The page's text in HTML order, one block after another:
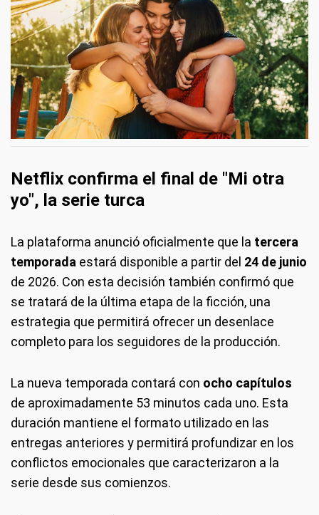
Netflix confirma el final de "Mi otra
yo", la serie turca
La plataforma anunció oficialmente que la tercera
temporada estará disponible a partir del 24 de junio
de 2026. Con esta decisión también confirmó que
se tratará de la última etapa de la ficción, una
estrategia que permitirá ofrecer un desenlace
completo para los seguidores de la producción.
La nueva temporada contará con ocho capítulos
de aproximadamente 53 minutos cada uno. Esta
duración mantiene el formato utilizado en las
entregas anteriores y permitirá profundizar en los
conflictos emocionales que caracterizaron a la
serie desde sus comienzos.